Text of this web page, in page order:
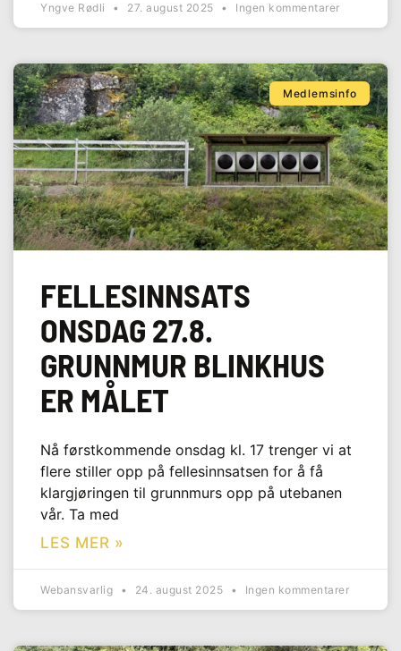
Yngve Rødli 27. august 2025 Ingen kommentarer
Medlemsinfo
FELLESINNSATS
ONSDAG 27.8.
GRUNNMUR BLINKHUS
ER MÅLET
Nå førstkommende onsdag kl. 17 trenger vi at
flere stiller opp på fellesinnsatsen for å få
klargjøringen til grunnmurs opp på utebanen
vår. Ta med
LES MER »
Webansvarlig 24. august 2025 Ingen kommentarer